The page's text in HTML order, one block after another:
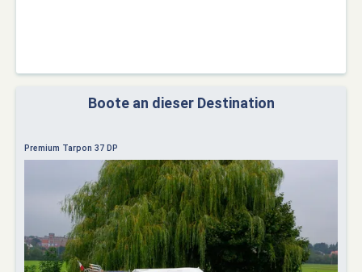
Boote an dieser Destination
Premium Tarpon 37 DP